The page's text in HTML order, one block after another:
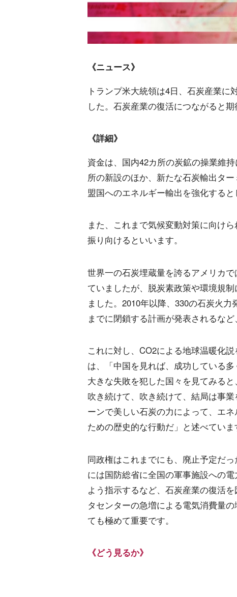
《ニュース》
トランプ米大統領は4日、石炭産業に
した。石炭産業の復活につながると期
《詳細》
資金は、国内42カ所の炭鉱の操業維
所の新設のほか、新たな石炭輸出タ
盟国へのエネルギー輸出を強化すると
また、これまで気候変動対策に向け
振り向けるといいます。
世界一の石炭埋蔵量を誇るアメリカ
ていましたが、脱炭素政策や環境規
ました。2010年以降、330の石炭火
までに閉鎖する計画が発表されるな
これに対し、CO2による地球温暖化
は、「中国を見れば、成功している
大きな失敗を犯した国々を見てみる
吹き続けて、吹き続けて、結局は事
ーンで美しい石炭の力によって、エ
ための歴史的な行動だ」と述べていま
同政権はこれまでにも、廃止予定だ
には国防総省に全国の軍事施設への
よう指示するなど、石炭産業の復活
タセンターの急増による電気消費量
ても極めて重要です。
《どう見るか》